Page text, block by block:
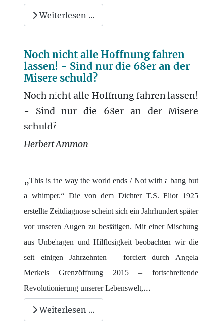
Weiterlesen …
Noch nicht alle Hoffnung fahren
lassen! - Sind nur die 68er an der
Misere schuld?
Noch nicht alle Hoffnung fahren lassen!
- Sind nur die 68er an der Misere
schuld?
Herbert Ammon
„This is the way the world ends / Not with a bang but
a whimper.“ Die von dem Dichter T.S. Eliot 1925
erstellte Zeitdiagnose scheint sich ein Jahrhundert später
vor unseren Augen zu bestätigen. Mit einer Mischung
aus Unbehagen und Hilflosigkeit beobachten wir die
seit einigen Jahrzehnten – forciert durch Angela
Merkels Grenzöffnung 2015 – fortschreitende
Revolutionierung unserer Lebenswelt,...
Weiterlesen …